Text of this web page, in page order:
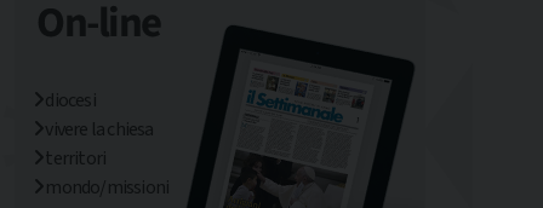
diocesi
vivere la chiesa
territori
mondo/missioni